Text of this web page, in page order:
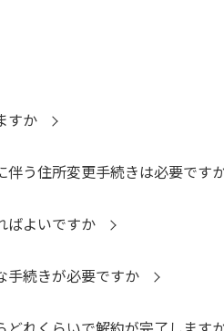
すか
う住所変更手続きは必要です
ばよいですか
手続きが必要ですか